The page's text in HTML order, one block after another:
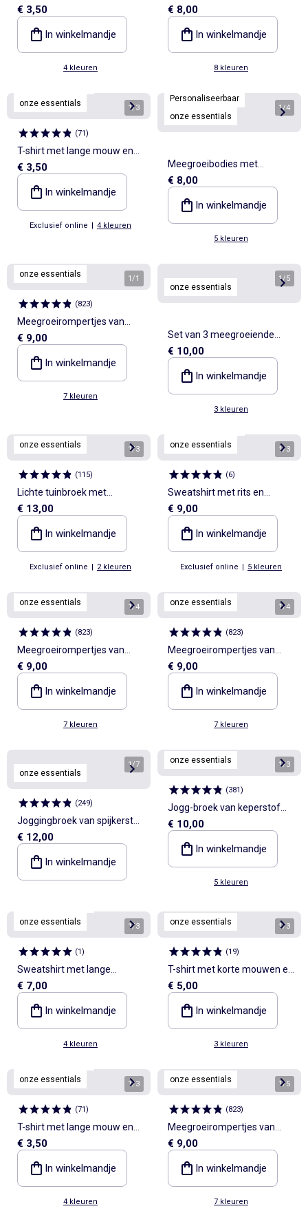
borstzakje
€ 3,50
In winkelmandje
4 kleuren
taille
€ 8,00
In winkelmandje
8 kleuren
onze essentials
1/3
(71)
T-shirt met lange mouw en
borstzakje
€ 3,50
In winkelmandje
Exclusief online | 4 kleuren
Personaliseerbaar
onze essentials
1/4
Meegroeibodies met
schouderbandjes - set van 3
€ 8,00
In winkelmandje
5 kleuren
onze essentials 1 /1
(823)
Meegroeirompertjes van
effen tricot - 3-pack
€ 9,00
In winkelmandje
7 kleuren
onze essentials
1/5
Set van 3 meegroeiende
rompers met US-hals en
lange mouwen
€ 10,00
In winkelmandje
3 kleuren
onze essentials 1/3
(115)
Lichte tuinbroek met
verstelbare bandjes
€ 13,00
In winkelmandje
Exclusief online | 2 kleuren
onze essentials
1/3
(6)
Sweatshirt met rits en
capuchon
€ 9,00
In winkelmandje
Exclusief online | 5 kleuren
onze essentials 1/4
(823)
Meegroeirompertjes van
effen tricot - 3-pack
€ 9,00
In winkelmandje
7 kleuren
onze essentials 1/4
(823)
Meegroeirompertjes van
effen tricot - 3-pack
€ 9,00
In winkelmandje
7 kleuren
onze essentials
1/7
(249)
Joggingbroek van spijkerstof
met zakken
€ 12,00
In winkelmandje
onze essentials 1/3
(381)
Jogg-broek van keperstof
met zakken met klepje
€ 10,00
In winkelmandje
5 kleuren
onze essentials
1/3
(1)
Sweatshirt met lange
mouwen van molton
€ 7,00
In winkelmandje
4 kleuren
onze essentials 1/3
(19)
T-shirt met korte mouwen en
borduursels
€ 5,00
In winkelmandje
3 kleuren
onze essentials
1/3
(71)
T-shirt met lange mouw en
borstzakje
€ 3,50
In winkelmandje
4 kleuren
onze essentials 1/5
(823)
Meegroeirompertjes van
effen tricot - 3-pack
€ 9,00
In winkelmandje
7 kleuren